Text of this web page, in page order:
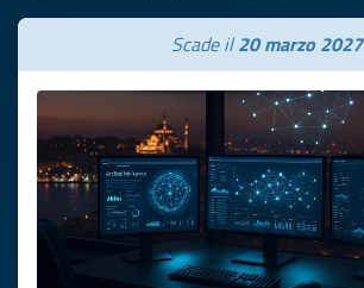
Scade il20 marzo 2027